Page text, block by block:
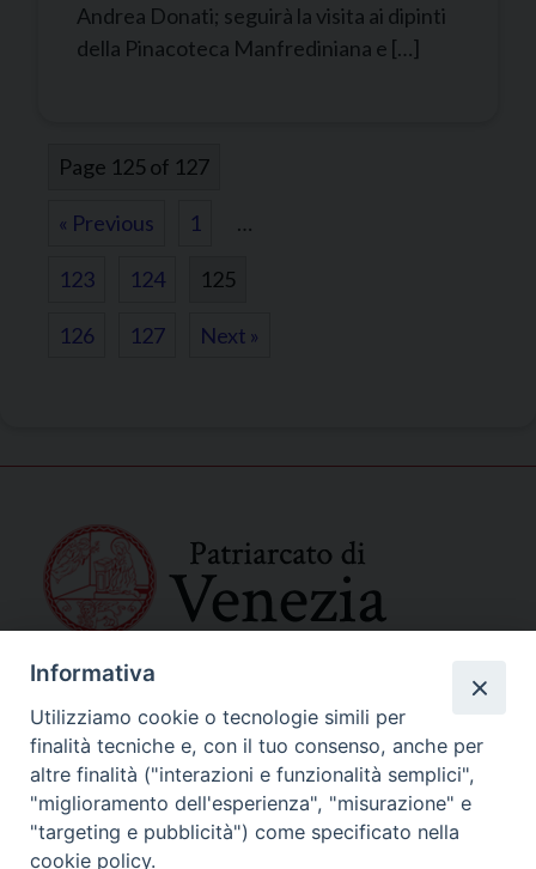
Andrea Donati; seguirà la visita ai dipinti
della Pinacoteca Manfrediniana e […]
Page 125 of 127
« Previous 1 …
123 124 125
126 127 Next »
SEDE PRINCIPALE
Palazzo Patriarcale
San Marco, 320/A – 30124 Venezia
Tel. 041-2702411
e-mail curia@patriarcatovenezia.it
Indirizzo PEC: patriarcatovenezia@pec.chiesacattolica.it
Informativa
Utilizziamo cookie o tecnologie simili per
finalità tecniche e, con il tuo consenso, anche per
altre finalità ("interazioni e funzionalità semplici",
"miglioramento dell'esperienza", "misurazione" e
"targeting e pubblicità") come specificato nella
cookie policy.